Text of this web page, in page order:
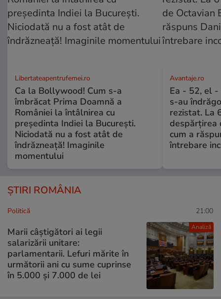
Libertateapentrufemei.ro
Ca la Bollywood! Cum s-a
îmbrăcat Prima Doamnă a
României la întâlnirea cu
președinta Indiei la București.
Niciodată nu a fost atât de
îndrăzneață! Imaginile
momentului
Avantaje.ro
Ea - 52, el -
s-au
rezistat. La
despărțirea
cum a
întrebare
ȘTIRI ROMÂNIA
Analiză
Politică 21:00
Marii câștigători ai legii
salarizării unitare:
parlamentarii. Lefuri mărite în
următorii ani cu sume cuprinse
în 5.000 și 7.000 de lei